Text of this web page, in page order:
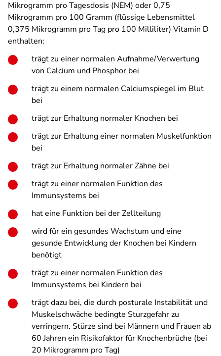
Mikrogramm pro Tagesdosis (NEM) oder 0,75
Mikrogramm pro 100 Gramm (flüssige Lebensmittel
0,375 Mikrogramm pro Tag pro 100 Milliliter) Vitamin D
enthalten:
trägt zu einer normalen Aufnahme/Verwertung
von Calcium und Phosphor bei
trägt zu einem normalen Calciumspiegel im Blut
bei
trägt zur Erhaltung normaler Knochen bei
trägt zur Erhaltung einer normalen Muskelfunktion
bei
trägt zur Erhaltung normaler Zähne bei
trägt zu einer normalen Funktion des
Immunsystems bei
hat eine Funktion bei der Zellteilung
wird für ein gesundes Wachstum und eine
gesunde Entwicklung der Knochen bei Kindern
benötigt
trägt zu einer normalen Funktion des
Immunsystems bei Kindern bei
trägt dazu bei, die durch posturale Instabilität und
Muskelschwäche bedingte Sturzgefahr zu
verringern. Stürze sind bei Männern und Frauen ab
60 Jahren ein Risikofaktor für Knochenbrüche (bei
20 Mikrogramm pro Tag)